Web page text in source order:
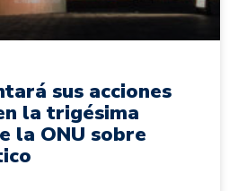
sus acciones
la trigésima
la ONU sobre